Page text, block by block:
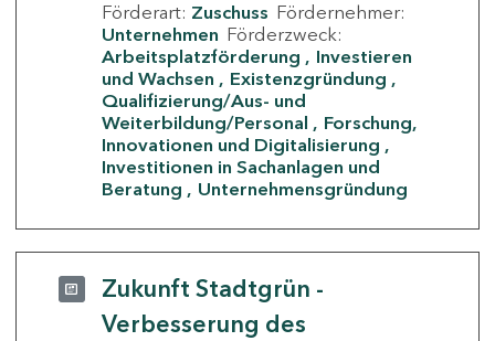
Förderart: Zuschuss Fördernehmer:
Unternehmen Förderzweck:
Arbeitsplatzförderung
Investieren
und Wachsen
Existenzgründung
Qualifizierung/Aus- und
Weiterbildung/Personal
Forschung,
Innovationen und Digitalisierung
Investitionen in Sachanlagen und
Beratung
Unternehmensgründung
Zukunft Stadtgrün -
Verbesserung des